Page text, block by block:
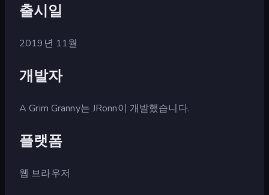
출시일
2019년 11월
개발자
A Grim Granny는 JRonn이 개발했습니다.
플랫폼
웹 브라우저